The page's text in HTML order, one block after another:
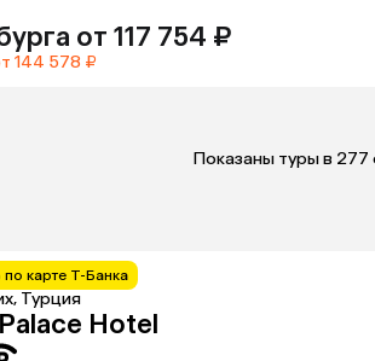
от 117 754 ₽
144 578 ₽
Показаны туры в 277
карте Т-Банка
Турция
Hotel